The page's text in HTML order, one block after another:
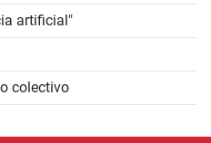
artificial"
colectivo